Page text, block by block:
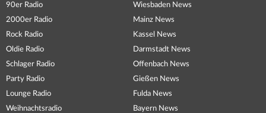
90er Radio
2000er Radio
Rock Radio
Oldie Radio
Schlager Radio
Party Radio
Lounge Radio
Weihnachtsradio
Wiesbaden News
Mainz News
Kassel News
Darmstadt News
Offenbach News
Gießen News
Fulda News
Bayern News